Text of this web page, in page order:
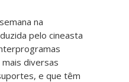
na
pelo cineasta
diversas
e que têm